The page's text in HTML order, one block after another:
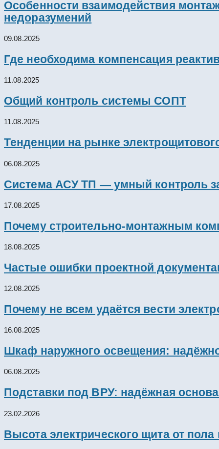
Особенности взаимодействия
недоразумений
09.08.2025
Где необходима компенсация
11.08.2025
Общий контроль системы СОПТ
11.08.2025
Тенденции на рынке
06.08.2025
Система АСУ ТП — умный контроль
17.08.2025
Почему строительно-монтажным
18.08.2025
Частые ошибки проектной
12.08.2025
Почему не всем удаётся вести
16.08.2025
Шкаф наружного освещения:
06.08.2025
Подставки под ВРУ: надёжная
23.02.2026
Высота электрического щита от